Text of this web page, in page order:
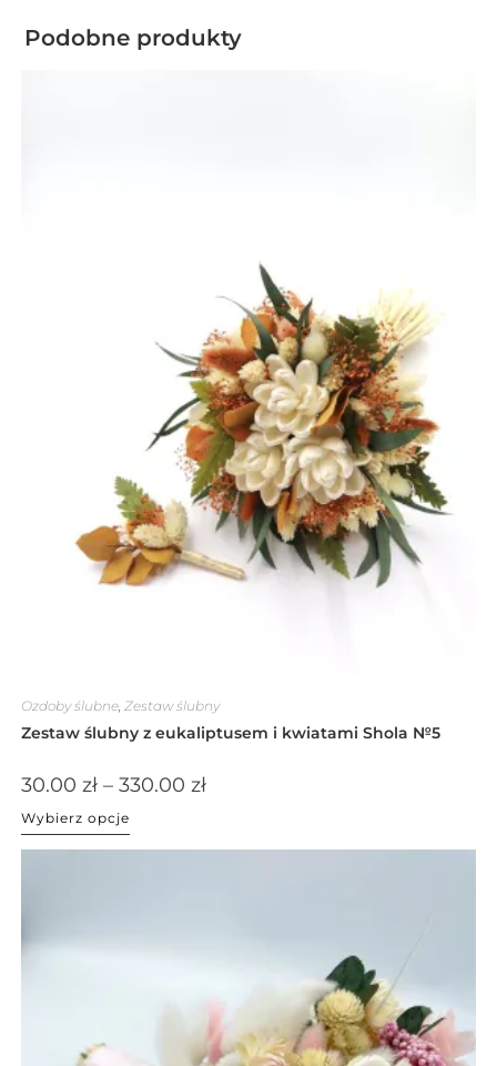
Podobne produkty
Ozdoby ślubne, Zestaw ślubny
Zestaw ślubny z eukaliptusem i kwiatami Shola №5
30.00 zł – 330.00 zł
Wybierz opcje